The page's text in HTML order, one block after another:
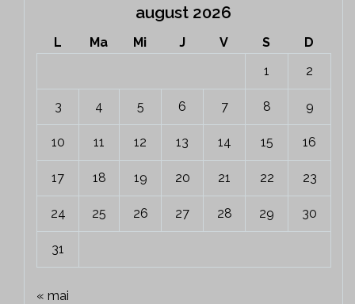
august 2026
L Ma Mi J V S
D
1
2
3 4 5 6 7 8 9
10 11 12 13 14 15 16
17 18 19 20 21 22 23
24 25 26 27 28 29 30
31
« mai